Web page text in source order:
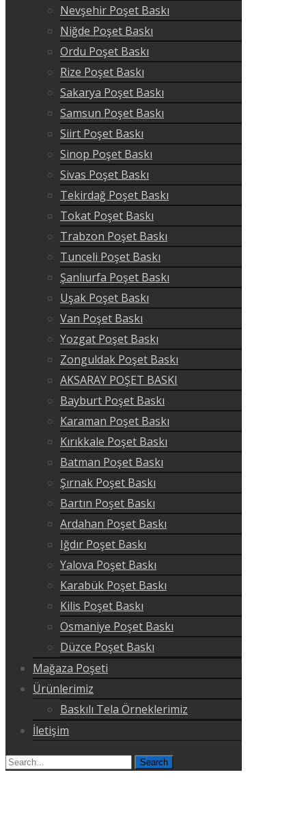
Nevşehir Poşet Baskı
Niğde Poşet Baskı
Ordu Poşet Baskı
Rize Poşet Baskı
Sakarya Poşet Baskı
Samsun Poşet Baskı
Siirt Poşet Baskı
Sinop Poşet Baskı
Sivas Poşet Baskı
Tekirdağ Poşet Baskı
Tokat Poşet Baskı
Trabzon Poşet Baskı
Tunceli Poşet Baskı
Şanlıurfa Poşet Baskı
Uşak Poşet Baskı
Van Poşet Baskı
Yozgat Poşet Baskı
Zonguldak Poşet Baskı
AKSARAY POŞET BASKI
Bayburt Poşet Baskı
Karaman Poşet Baskı
Kırıkkale Poşet Baskı
Batman Poşet Baskı
Şırnak Poşet Baskı
Bartın Poşet Baskı
Ardahan Poşet Baskı
Iğdır Poşet Baskı
Yalova Poşet Baskı
Karabük Poşet Baskı
Kilis Poşet Baskı
Osmaniye Poşet Baskı
Düzce Poşet Baskı
Mağaza Poşeti
Ürünlerimiz
Baskılı Tela Örneklerimiz
İletişim
Search